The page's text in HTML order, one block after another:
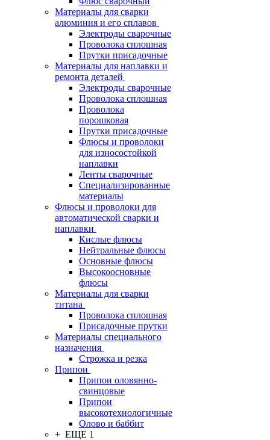
Материалы для сварки
алюминия и его сплавов
Электроды сварочные
Проволока сплошная
Прутки присадочные
Материалы для наплавки и
ремонта деталей
Электроды сварочные
Проволока сплошная
Проволока
порошковая
Прутки присадочные
Флюсы и проволоки
для износостойкой
наплавки
Ленты сварочные
Специализированные
материалы
Флюсы и проволоки для
автоматической сварки и
наплавки
Кислые флюсы
Нейтральные флюсы
Основные флюсы
Высокоосновные
флюсы
Материалы для сварки
титана
Проволока сплошная
Присадочные прутки
Материалы специального
назначения
Строжка и резка
Припои
Припои оловянно-
свинцовые
Припои
высокотехнологичные
Олово и баббит
+ ЕЩЕ 1